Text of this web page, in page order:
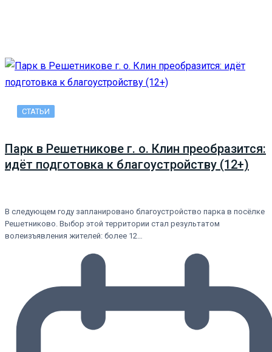
СТАТЬИ
Парк в Решетникове г. о. Клин преобразится:
идёт подготовка к благоустройству (12+)
В следующем году запланировано благоустройство парка в посёлке
Решетниково. Выбор этой территории стал результатом
волеизъявления жителей: более 12…